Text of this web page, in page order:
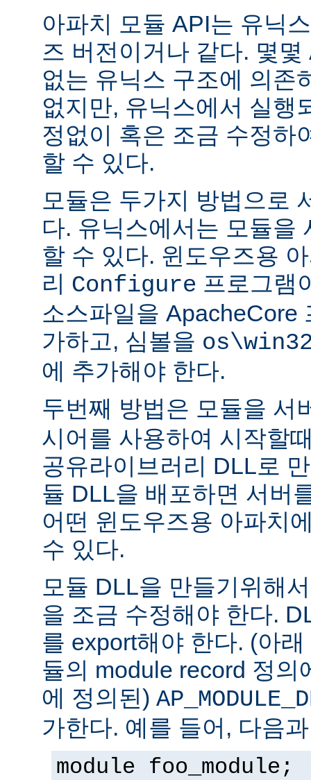
아파치 모듈 API는 유닉
즈 버전이거나 같다. 몇
없는 유닉스 구조에 의존
없지만, 유닉스에서 실행
정없이 혹은 조금 수정하
할 수 있다.
모듈은 두가지 방법으로
다. 유닉스에서는 모듈을
할 수 있다. 윈도우즈용
리 Configure 프로그램
소스파일을 ApacheCore
가하고, 심볼을
에 추가해야 한다.
두번째 방법은 모듈을 서
시어를 사용하여 시작할
공유라이브러리 DLL로
듈 DLL을 배포하면 서버
어떤 윈도우즈용 아파치
수 있다.
모듈 DLL을 만들기위해
을 조금 수정해야 한다.
를 export해야 한다. (아
듈의 module record 정의
에 정의된)
가한다. 예를 들어, 다음
module foo_module;